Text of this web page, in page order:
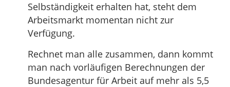
Selbständigkeit erhalten hat, steht dem
Arbeitsmarkt momentan nicht zur
Verfügung.
Rechnet man alle zusammen, dann kommt
man nach vorläufigen Berechnungen der
Bundesagentur für Arbeit auf mehr als 5,5